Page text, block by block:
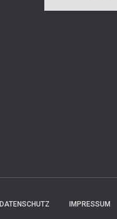
DATENSCHUTZ IMPRESSUM